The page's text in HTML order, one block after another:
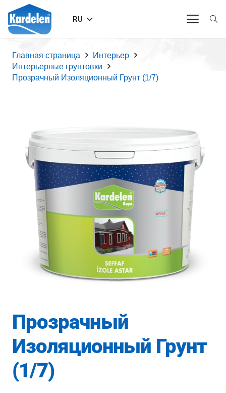
RU
Главная страница
Интерьер
Интерьерные грунтовки
Прозрачный Изоляционный Грунт (1/7)
Прозрачный
Изоляционный Грунт
(1/7)